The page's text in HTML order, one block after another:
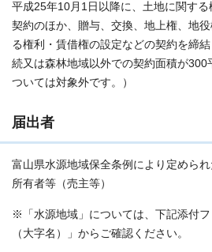
平成25年10月1日以降に、土地に関す
契約のほか、贈与、交換、地上権、地
る権利・賃借権の設定などの契約を締
続又は森林地域以外での契約面積が300
ついては対象外です。）
届出者
富山県水源地域保全条例により定めら
所有者等（売主等）
※「水源地域」については、下記添付
（大字名）」からご確認ください。